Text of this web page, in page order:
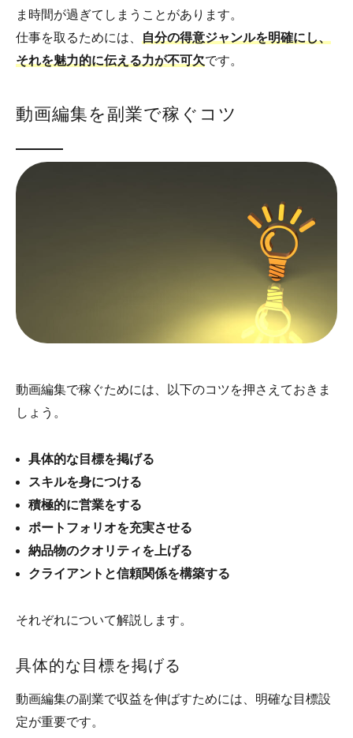
ま時間が過ぎてしまうことがあります。
仕事を取るためには、
自分の得意ジャンルを明確にし、
それを魅力的に伝える力が不可欠です。
動画編集を副業で稼ぐコツ
動画編集で稼ぐためには、以下のコツを押さえておきま
しょう。
具体的な目標を掲げる
スキルを身につける
積極的に営業をする
ポートフォリオを充実させる
納品物のクオリティを上げる
クライアントと信頼関係を構築する
それぞれについて解説します。
具体的な目標を掲げる
動画編集の副業で収益を伸ばすためには、明確な目標設
定が重要です。